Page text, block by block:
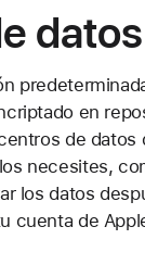
datos
en
de datos
necesites,
los datos
cuenta de